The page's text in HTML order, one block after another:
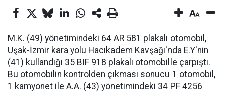
M.K. (49) yönetimindeki 64 AR 581 plakalı otomobil,
Uşak-İzmir kara yolu Hacıkadem Kavşağı'nda E.Y'nin
(41) kullandığı 35 BIF 918 plakalı otomobille çarpıştı.
Bu otomobilin kontrolden çıkması sonucu 1 otomobil,
1 kamyonet ile A.A. (43) yönetimindeki 34 PF 4256